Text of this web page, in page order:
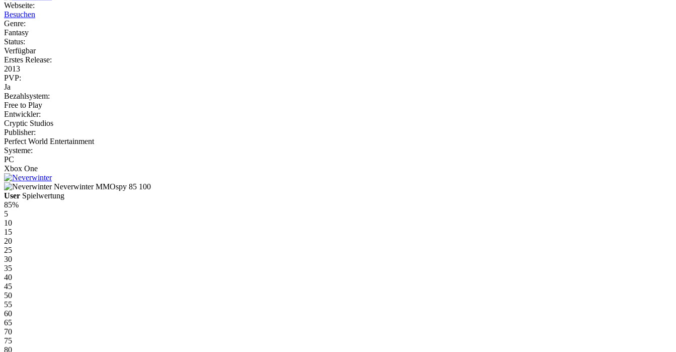
Webseite:
Besuchen
Genre:
Fantasy
Status:
Verfügbar
Erstes Release:
2013
PVP:
Ja
Bezahlsystem:
Free to Play
Entwickler:
Cryptic Studios
Publisher:
Perfect World Entertainment
Systeme:
PC
Xbox One
Neverwinter MMOspy 85 100
User Spielwertung
85%
5
10
15
20
25
30
35
40
45
50
55
60
65
70
75
80